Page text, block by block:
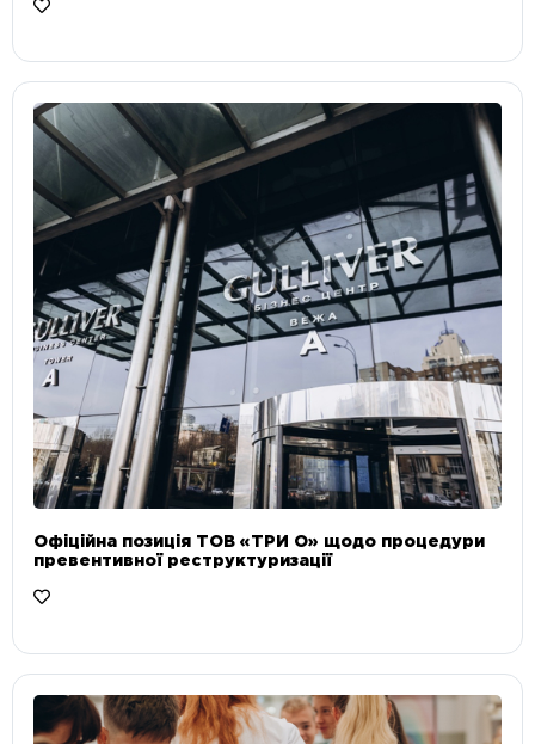
Офіційна позиція ТОВ «ТРИ О» щодо процедури
превентивної реструктуризації